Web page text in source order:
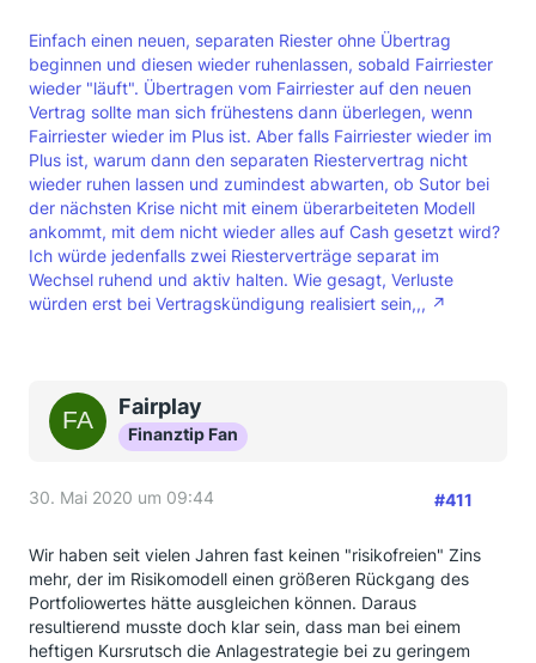
Einfach einen neuen, separaten Riester ohne Übertrag
beginnen und diesen wieder ruhenlassen, sobald Fairriester
wieder "läuft". Übertragen vom Fairriester auf den neuen
Vertrag sollte man sich frühestens dann überlegen, wenn
Fairriester wieder im Plus ist. Aber falls Fairriester wieder im
Plus ist, warum dann den separaten Riestervertrag nicht
wieder ruhen lassen und zumindest abwarten, ob Sutor bei
der nächsten Krise nicht mit einem überarbeiteten Modell
ankommt, mit dem nicht wieder alles auf Cash gesetzt wird?
Ich würde jedenfalls zwei Riesterverträge separat im
Wechsel ruhend und aktiv halten. Wie gesagt, Verluste
würden erst bei Vertragskündigung realisiert sein,,,
Fairplay
Finanztip Fan
30. Mai 2020 um 09:44 #411
Wir haben seit vielen Jahren fast keinen "risikofreien" Zins
mehr, der im Risikomodell einen größeren Rückgang des
Portfoliowertes hätte ausgleichen können. Daraus
resultierend musste doch klar sein, dass man bei einem
heftigen Kursrutsch die Anlagestrategie bei zu geringem